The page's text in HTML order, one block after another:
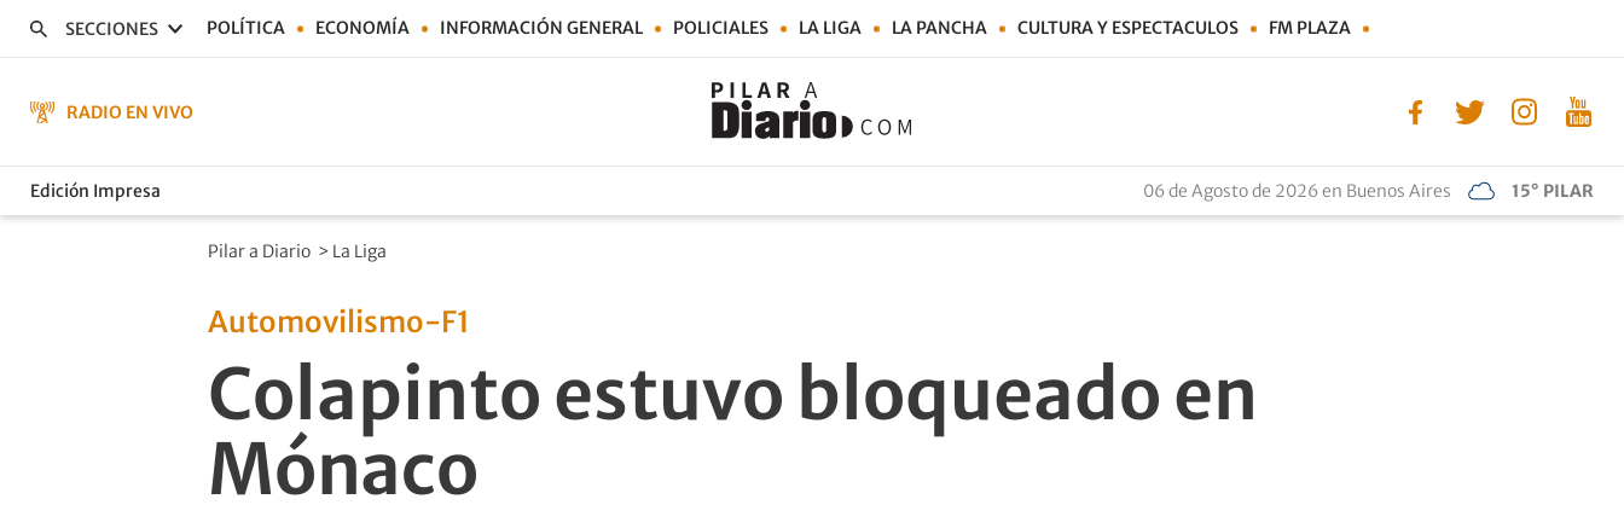
SECCIONES POLÍTICA ECONOMÍA INFORMACIÓN GENERAL POLICIALES LA LIGA LA PANCHA CULTURA Y ESPECTACULOS FM PLAZA
RADIO EN VIVO
Edición Impresa 06 de Agosto de 2026 en Buenos Aires 15° PILAR
Pilar a Diario > La Liga
Automovilismo-F1
Colapinto estuvo bloqueado en
Mónaco